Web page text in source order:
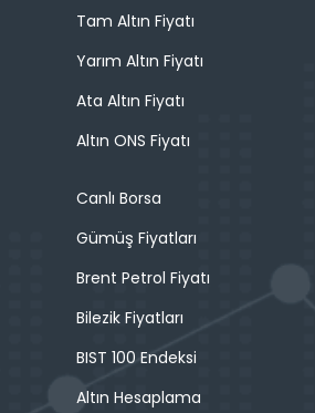
Tam Altın Fiyatı
Yarım Altın Fiyatı
Ata Altın Fiyatı
Altın ONS Fiyatı
Canlı Borsa
Gümüş Fiyatları
Brent Petrol Fiyatı
Bilezik Fiyatları
BIST 100 Endeksi
Altın Hesaplama